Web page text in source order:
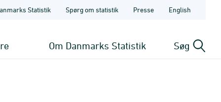
Statistik Spørg om statistik Presse English
Om Danmarks Statistik Søg